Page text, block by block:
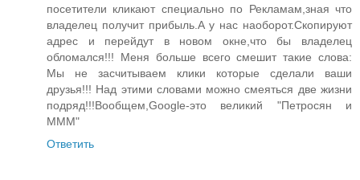
посетители кликают специально по Рекламам,зная что
владелец получит прибыль.А у нас наоборот.Скопируют
адрес и перейдут в новом окне,что бы владелец
обломался!!! Меня больше всего смешит такие слова:
Мы не засчитываем клики которые сделали ваши
друзья!!! Над этими словами можно смеяться две жизни
подряд!!!Вообщем,Google-это великий "Петросян и
МММ"
Ответить